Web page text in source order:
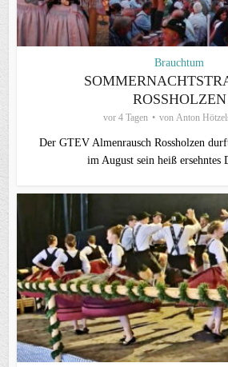
Brauchtum
ROSSHOLZEN
vor 4 Tagen von Anton
Der GTEV Almenrausch Rossholzen
im August sein heiß ersehntes